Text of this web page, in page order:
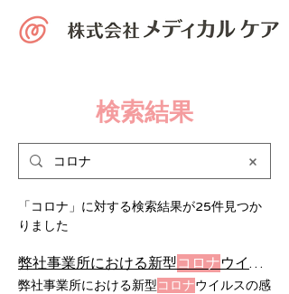
検索結果
「コロナ」に対する検索結果が25件見つか
りました
弊社事業所における新型コロナウイルスの感染確認について（9月15日10時27分更新）｜株式会社メディカルケア
弊社事業所における新型コロナウイルスの感